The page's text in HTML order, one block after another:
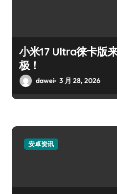
小米17 Ultra徕卡版
极！
dawei 3 月 28, 2026
安卓资讯